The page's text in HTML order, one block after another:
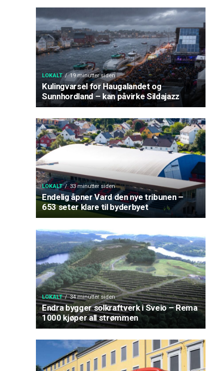
LOKALT 19 minutter siden
Kulingvarsel for Haugalandet og
Sunnhordland – kan påvirke Sildajazz
LOKALT 33 minutter siden
Endelig åpner Vard den nye tribunen –
653 seter klare til byderbyet
LOKALT 34 minutter siden
Endra bygger solkraftverk i Sveio – Rema
1000 kjøper all strømmen